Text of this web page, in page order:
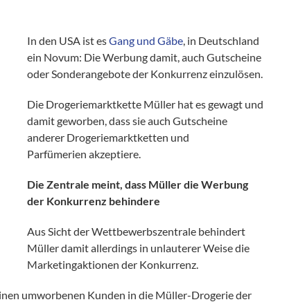
In den USA ist esGang und Gäbe, in Deutschland
ein Novum: Die Werbung damit, auch Gutscheine
oder Sonderangebote der Konkurrenz einzulösen.
Die Drogeriemarktkette Müller hat es gewagt und
damit geworben, dass sie auch Gutscheine
anderer Drogeriemarktketten und
Parfümerien akzeptiere.
Die Zentrale meint, dass Müller die Werbung
der Konkurrenz behindere
Aus Sicht der Wettbewerbszentrale behindert
Müller damit allerdings in unlauterer Weise die
Marketingaktionen der Konkurrenz.
umworbenen Kunden in die Müller-Drogerie der